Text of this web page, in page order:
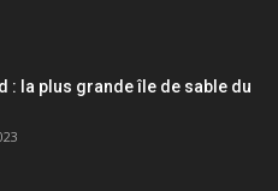
: la plus grande île de sable du